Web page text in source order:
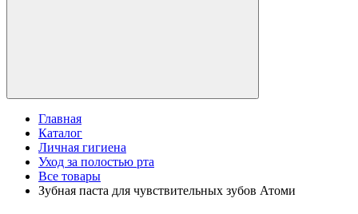
Главная
Каталог
Личная гигиена
Уход за полостью рта
Все товары
Зубная паста для чувствительных зубов Атоми